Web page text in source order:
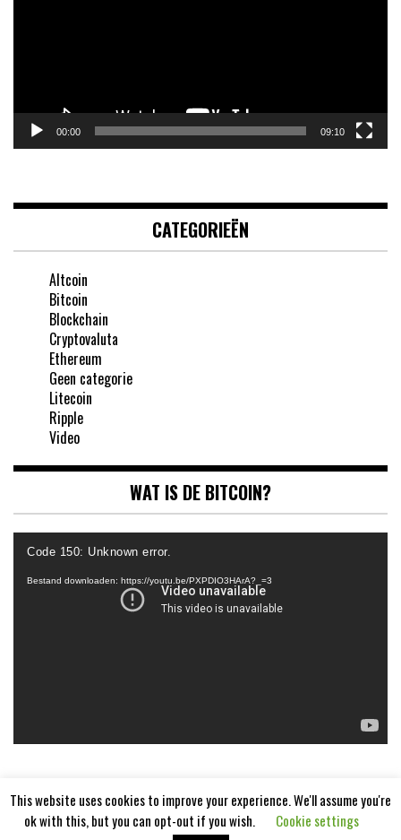
00:00 09:10
CATEGORIEËN
Altcoin
Bitcoin
Blockchain
Cryptovaluta
Ethereum
Geen categorie
Litecoin
Ripple
Video
WAT IS DE BITCOIN?
Videospeler
Code 150: Unknown error.
Bestand downloaden: https://youtu.be/PXPDIO3HArA?_=3
This website uses cookies to improve your experience. We'll assume you're
ok with this, but you can opt-out if you wish.
Cookie settings